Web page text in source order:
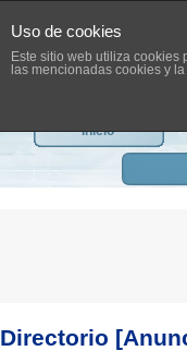
Inicio
Directorio
Uso de cookies
Este sitio web utiliza
las mencionadas cookies y